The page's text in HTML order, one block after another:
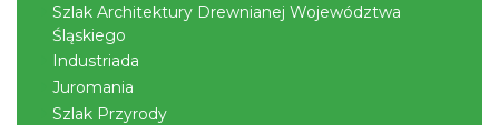
Szlak Architektury Drewnianej Województwa
Śląskiego
Industriada
Juromania
Szlak Przyrody